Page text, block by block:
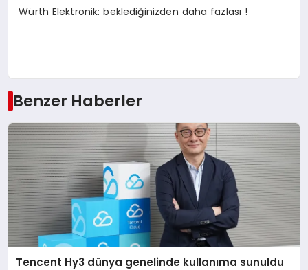
Würth Elektronik: beklediğinizden daha fazlası !
Benzer Haberler
Tencent Hy3 dünya genelinde kullanıma sunuldu